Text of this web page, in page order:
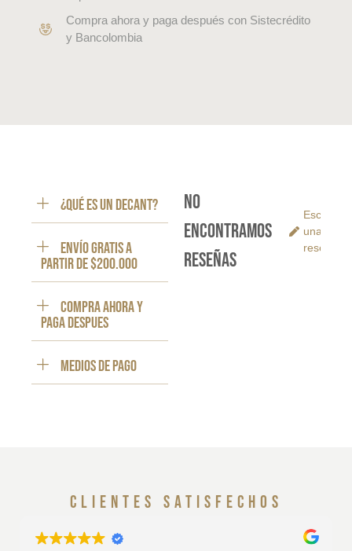
Compra ahora y paga después con Sistecrédito
y Bancolombia
¿Qué es un decant?
ENVÍO GRATIS a
partir de $200.000
Compra ahora y
paga despues
Medios de pago
No
encontramos
reseñas
Escribe
una
reseña
clientes satisfechos